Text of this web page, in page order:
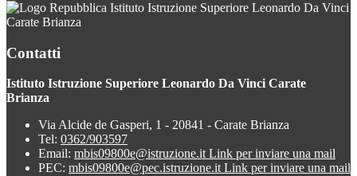
Istituto Istruzione Superiore Leonardo Da Vinci
Carate Brianza
Contatti
Istituto Istruzione Superiore Leonardo Da Vinci Carate
Brianza
Via Alcide de Gasperi, 1 - 20841 - Carate Brianza
Tel: 0362/903597
Email: mbis09800e@istruzione.itLink per inviare una mail
PEC: mbis09800e@pec.istruzione.itLink per inviare una mail